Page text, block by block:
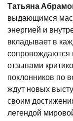
Татьяна
выдающимся
энергией и
вкладывает в
отзывами
поклонников по
ждут новых
своим
легендой